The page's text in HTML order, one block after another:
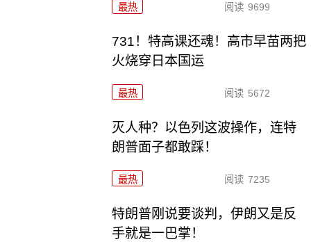
最热 阅读 9699
731！特高课还魂！高市早苗两把
火烧穿日本国运
最热 阅读 5672
灭人种？以色列这波操作，连特
朗普面子都敢踩！
最热 阅读 7235
特朗普刚说要谈判，伊朗又是反
手就是一巴掌！